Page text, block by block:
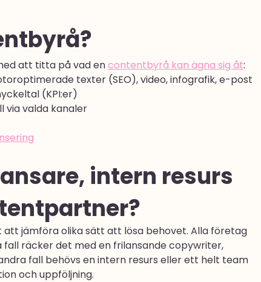
att titta på vad en contentbyrå kan ägna sig åt:
texter (SEO), video, infografik, e-post
(KPI:er)
via valda kanaler
intern resurs
jämföra olika sätt att lösa behovet. Alla företag
fall räcker det med en frilansande copywriter,
fall behövs en intern resurs eller ett helt team
och uppföljning.